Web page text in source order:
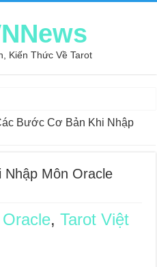
Kiến Thức Về Tarot
Dony
Nối Với Thế Giới Tâm Linh
Nhưng Không Thấy Thỏa
Heaven
Contemplation
Bước Cơ Bản Khi Nhập
Môn Oracle
Oracle,Tarot Việt